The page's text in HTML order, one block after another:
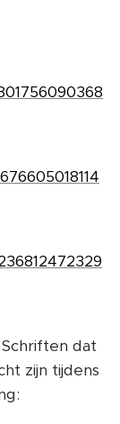
dat
zijn tijdens